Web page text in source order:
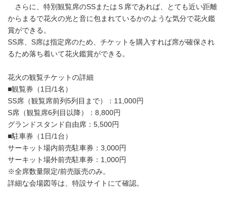
さらに、特別観覧席のSSまたはＳ席であれば、とても近い距離
からまるで花火の光と音に包まれているかのような気分で花火鑑
賞ができる。
SS席、S席は指定席のため、チケットを購入すれば席が確保され
るため落ち着いて花火鑑賞ができる。
花火の観覧チケットの詳細
■観覧券（1日/1名）
SS席（観覧席前列5列目まで）：11,000円
S席（観覧席6列目以降）：8,800円
グランドスタンド自由席：5,500円
■駐車券（1日/1台）
サーキット場内前売駐車券：3,000円
サーキット場外前売駐車券：1,000円
※全席数量限定/前売販売のみ。
詳細な会場図等は、特設サイトにて確認。